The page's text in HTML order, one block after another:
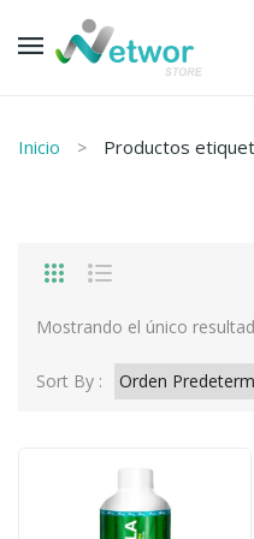
Inicio Productos
Mostrando el único
Sort By :